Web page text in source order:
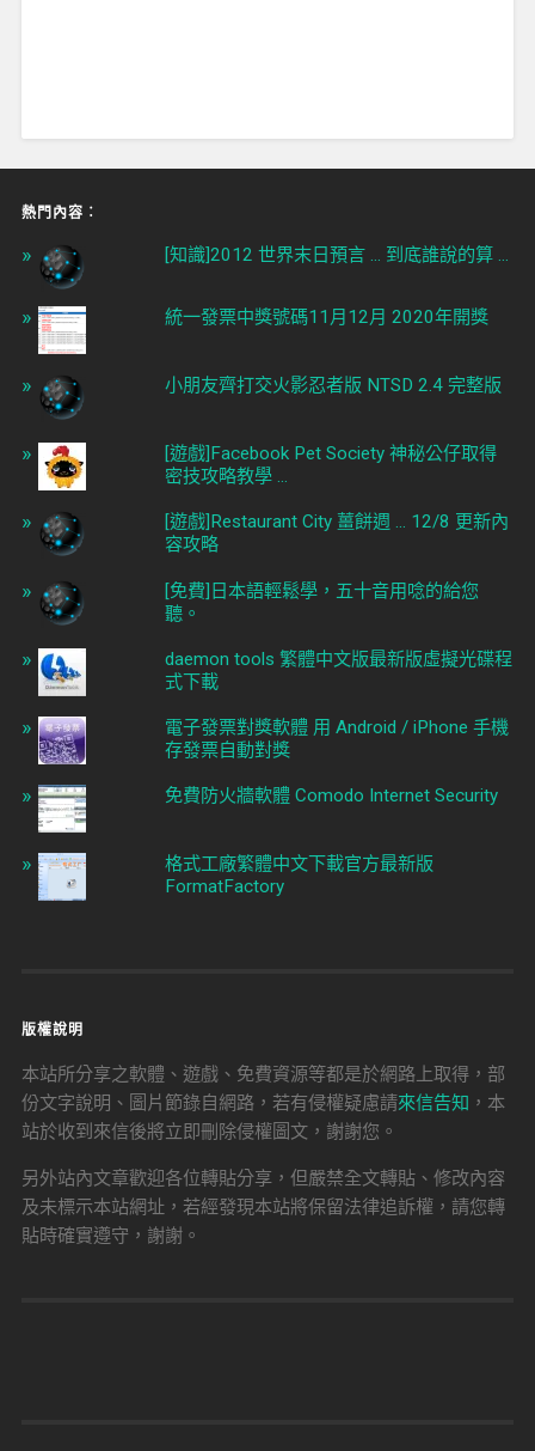
熱門內容︰
[知識]2012 世界末日預言 ... 到底誰說的算 ...
統一發票中獎號碼11月12月 2020年開獎
小朋友齊打交火影忍者版 NTSD 2.4 完整版
[遊戲]Facebook Pet Society 神秘公仔取得
密技攻略教學 ...
[遊戲]Restaurant City 薑餅週 ... 12/8 更新內
容攻略
[免費]日本語輕鬆學，五十音用唸的給您
聽。
daemon tools 繁體中文版最新版虛擬光碟程
式下載
電子發票對獎軟體 用 Android / iPhone 手機
存發票自動對獎
免費防火牆軟體 Comodo Internet Security
格式工廠繁體中文下載官方最新版
FormatFactory
版權說明
本站所分享之軟體、遊戲、免費資源等都是於網路上取得，部
份文字說明、圖片節錄自網路，若有侵權疑慮請來信告知 ，本
站於收到來信後將立即刪除侵權圖文，謝謝您。
另外站內文章歡迎各位轉貼分享，但嚴禁全文轉貼、修改內容
及未標示本站網址，若經發現本站將保留法律追訴權，請您轉
貼時確實遵守，謝謝。